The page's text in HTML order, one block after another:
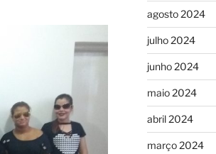
agosto 2024
julho 2024
junho 2024
maio 2024
abril 2024
março 2024